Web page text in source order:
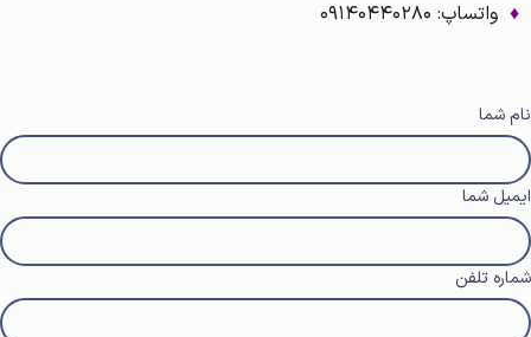
♦ واتساپ: 09140440280
نام شما
ایمیل شما
شماره تلفن